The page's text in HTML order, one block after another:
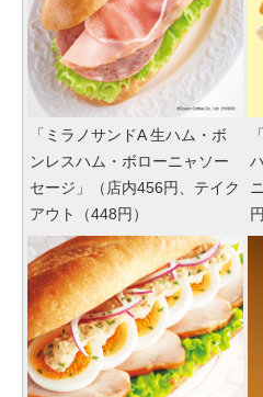
「ミラノサンドA 生ハム・ボ
ンレスハム・ボローニャソー
セージ」（店内456円、テイク
アウト（448円）